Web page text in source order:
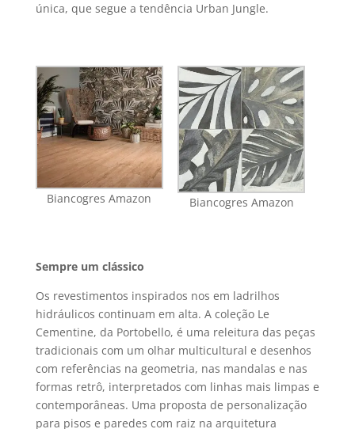
única, que segue a tendência Urban Jungle.
Biancogres Amazon Biancogres Amazon
Sempre um clássico
Os revestimentos inspirados nos em ladrilhos
hidráulicos continuam em alta. A coleção Le
Cementine, da Portobello, é uma releitura das peças
tradicionais com um olhar multicultural e desenhos
com referências na geometria, nas mandalas e nas
formas retrô, interpretados com linhas mais limpas e
contemporâneas. Uma proposta de personalização
para pisos e paredes com raiz na arquitetura